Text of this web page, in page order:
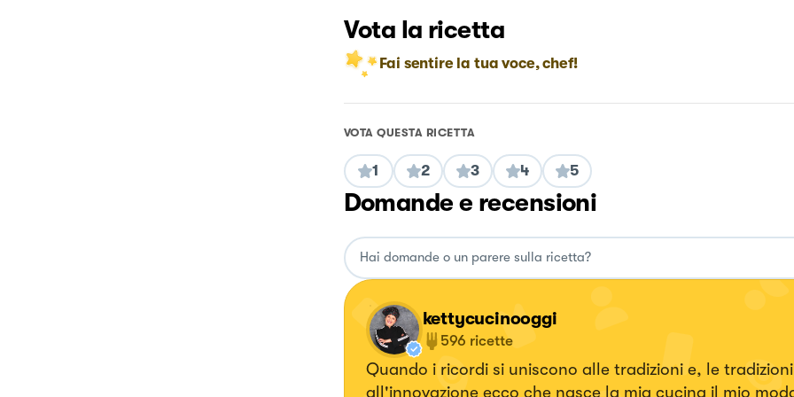
Vota la ricetta
Fai sentire la tua voce, chef!
VOTA QUESTA RICETTA
1 2 3 4 5
Domande e recensioni
kettycucinooggi
596 ricette
Quando i ricordi si uniscono alle tradizioni e, le tradizioni
all'innovazione ecco che nasce la mia cucina il mio